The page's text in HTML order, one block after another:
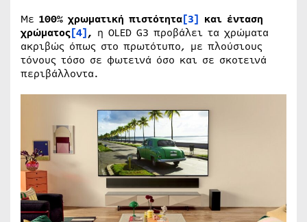
Με 100% χρωματική πιστότητα[3] και ένταση
χρώματος[4], η OLED G3 προβάλει τα χρώματα
ακριβώς όπως στο πρωτότυπο, με πλούσιους
τόνους τόσο σε φωτεινά όσο και σε σκοτεινά
περιβάλλοντα.